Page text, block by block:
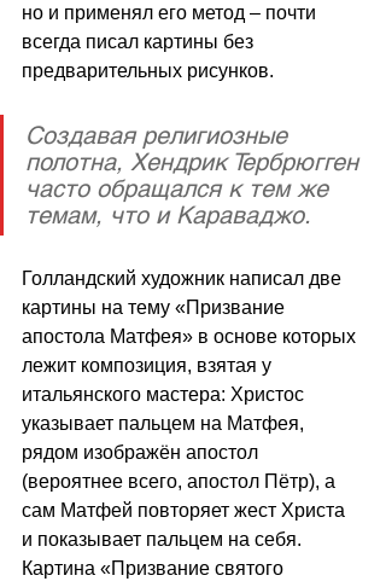
но и применял его метод – почти
всегда писал картины без
предварительных рисунков.
Создавая религиозные
полотна, Хендрик Тербрюгген
часто обращался к тем же
темам, что и Караваджо.
Голландский художник написал две
картины на тему «Призвание
апостола Матфея» в основе которых
лежит композиция, взятая у
итальянского мастера: Христос
указывает пальцем на Матфея,
рядом изображён апостол
(вероятнее всего, апостол Пётр), а
сам Матфей повторяет жест Христа
и показывает пальцем на себя.
Картина «Призвание святого